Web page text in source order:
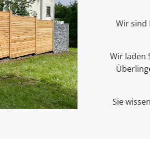
Wir sind
Wir laden
Sie